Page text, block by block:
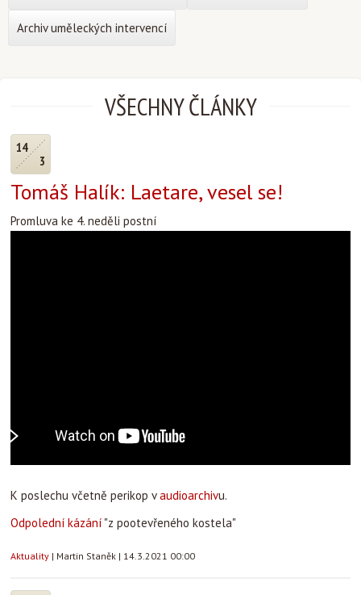
VŠECHNY ČLÁNKY
14
3
Tomáš Halík: Laetare, vesel se!
Promluva ke 4. neděli postní
K poslechu včetně perikop vaudioarchivu.
Odpolední kázání "z pootevřeného kostela"
Aktuality | Martin Staněk | 14.3.2021 00:00
Archiv uměleckých intervencí